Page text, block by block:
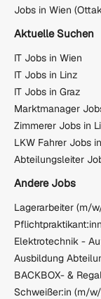
Jobs in Wien
Aktuelle Suchen
IT Jobs in Wien
IT Jobs in Linz
IT Jobs in Graz
Marktmanager
Zimmerer Jobs in
LKW Fahrer Jobs
Abteilungsleiter
Andere Jobs
Lagerarbeiter (m/
Ausbildung
Schweißer:in (m/